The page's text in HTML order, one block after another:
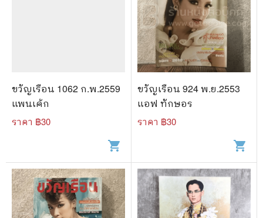
ขวัญเรือน 1062 ก.พ.2559
แพนเค้ก
ราคา ฿30
shopping_cart
ขวัญเรือน 924 พ.ย.2553
แอฟ ทักษอร
ราคา ฿30
shopping_cart